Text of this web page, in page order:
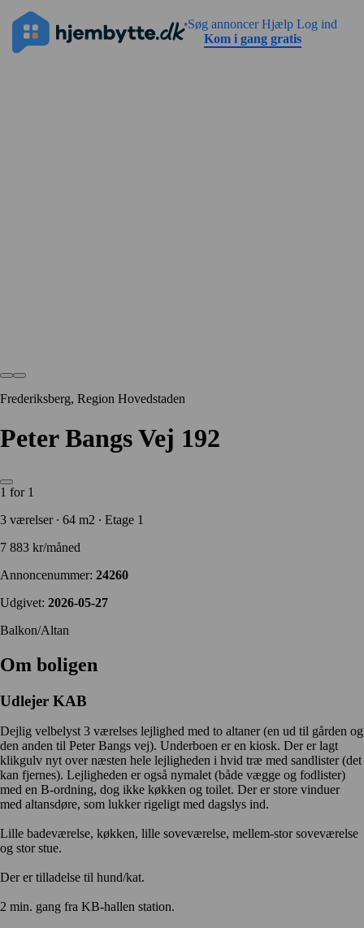
Søg annoncerHjælpLog ind
Kom i gang gratis
Annoncen har ingen billeder endnu
Gadevisning
Frederiksberg, Region Hovedstaden
Peter Bangs Vej 192
1 for 1
3 værelser ∙ 64 m2 ∙ Etage 1
7 883 kr/måned
Annoncenummer: 24260
Udgivet: 2026-05-27
Balkon/Altan
Om boligen
Udlejer KAB
Dejlig velbelyst 3 værelses lejlighed med to altaner (en ud til gården og
den anden til Peter Bangs vej). Underboen er en kiosk. Der er lagt
klikgulv nyt over næsten hele lejligheden i hvid træ med sandlister (det
kan fjernes). Lejligheden er også nymalet (både vægge og fodlister)
med en B-ordning, dog ikke køkken og toilet. Der er store vinduer
med altansdøre, som lukker rigeligt med dagslys ind.
Lille badeværelse, køkken, lille soveværelse, mellem-stor soveværelse
og stor stue.
Der er tilladelse til hund/kat.
2 min. gang fra KB-hallen station.